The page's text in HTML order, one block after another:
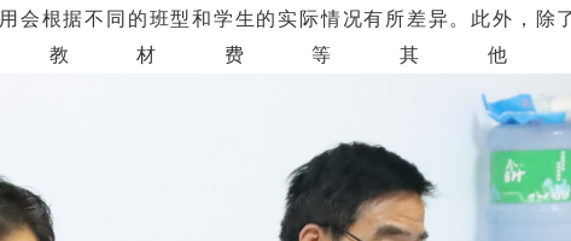
会根据不同的班型和学生的实际情况有所差异。此外，除
教材费等其他